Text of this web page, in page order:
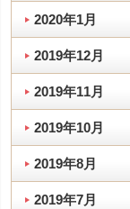
2020年1月
2019年12月
2019年11月
2019年10月
2019年8月
2019年7月